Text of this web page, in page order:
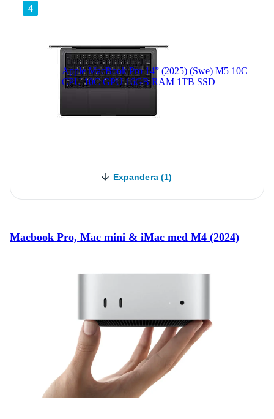
4
Apple MacBook Pro 14” (2025) (Swe) M5 10C
CPU 10C GPU 16GB RAM 1TB SSD
Expandera (1)
Macbook Pro, Mac mini & iMac med M4 (2024)